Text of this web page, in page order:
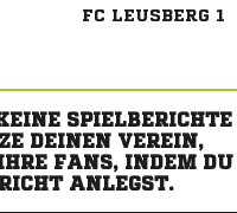
FC LEUSBERG 1
SPIELBERICHTE
DEINEN VEREIN,
FANS, INDEM DU
ANLEGST.